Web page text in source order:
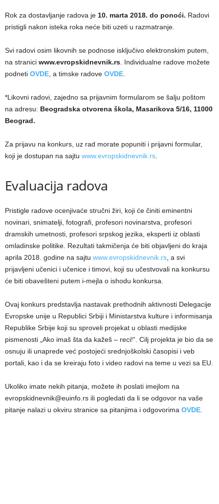
Rok za dostavljanje radova je 10. marta 2018. do ponoći. Radovi
pristigli nakon isteka roka neće biti uzeti u razmatranje.
Svi radovi osim likovnih se podnose isključivo elektronskim putem,
na stranici www.evropskidnevnik.rs. Individualne radove možete
podneti OVDE, a timske radove OVDE.
*Likovni radovi, zajedno sa prijavnim formularom se šalju poštom
na adresu: Beogradska otvorena škola, Masarikova 5/16, 11000
Beograd.
Za prijavu na konkurs, uz rad morate popuniti i prijavni formular,
koji je dostupan na sajtu www.evropskidnevnik.rs.
Evaluacija radova
Pristigle radove ocenjivaće stručni žiri, koji će činiti eminentni
novinari, snimatelji, fotografi, profesori novinarstva, profesori
dramskih umetnosti, profesori srpskog jezika, eksperti iz oblasti
omladinske politike. Rezultati takmičenja će biti objavljeni do kraja
aprila 2018. godine na sajtu www.evropskidnevnik.rs, a svi
prijavljeni učenici i učenice i timovi, koji su učestvovali na konkursu
će biti obavešteni putem i-mejla o ishodu konkursa.
Ovaj konkurs predstavlja nastavak prethodnih aktivnosti Delegacije
Evropske unije u Republici Srbiji i Ministarstva kulture i informisanja
Republike Srbije koji su sproveli projekat u oblasti medijske
pismenosti „Ako imaš šta da kažeš – reci!“. Cilj projekta je bio da se
osnuju ili unaprede već postojeći srednjoškolski časopisi i veb
portali, kao i da se kreiraju foto i video radovi na teme u vezi sa EU.
Ukoliko imate nekih pitanja, možete ih poslati imejlom na
evropskidnevnik@euinfo.rs ili pogledati da li se odgovor na vaše
pitanje nalazi u okviru stranice sa pitanjima i odgovorima OVDE.